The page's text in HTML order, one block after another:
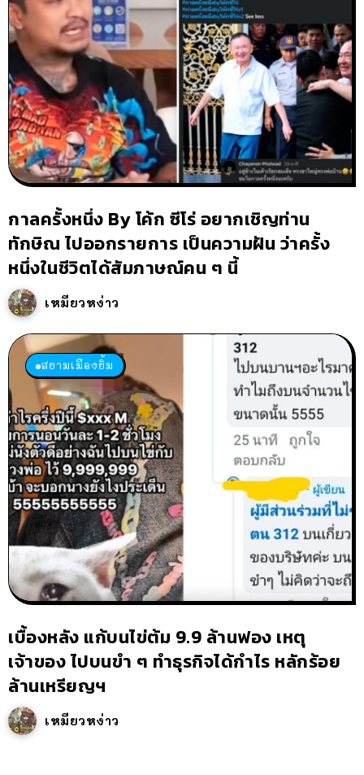
กาลครั้งหนึ่ง By โค้ก ซีโร่ อยากเชิญท่าน
ทักษิณ ไปออกรายการ เป็นความฝัน ว่าครั้ง
หนึ่งในชีวิตได้สัมภาษณ์คน ๆ นี้
เหมียวหง่าว
สยามเมืองยิ้ม
เบื้องหลัง แก้บนไข่ต้ม 9.9 ล้านฟอง เหตุ
เจ้าของ ไปบนขำ ๆ ทำธุรกิจได้กำไร หลักร้อย
ล้านเหรียญฯ
เหมียวหง่าว